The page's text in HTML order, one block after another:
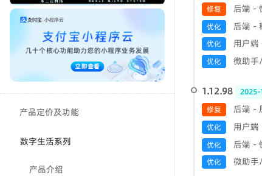
产品定价及功能
数字生活系列
产品介绍
修复 后端 -
优化 后端 -
优化 用户端
优化 微助手
1.12.98
修复
后端 -
优化 用户端
优化 后端 -
优化 微助手